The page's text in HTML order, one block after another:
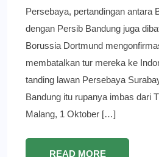
Persebaya, pertandingan antara
dengan Persib Bandung juga
Borussia Dortmund
membatalkan tur mereka ke
tanding lawan Persebaya
Bandung itu rupanya imbas dari
Malang, 1 Oktober […]
READ MORE